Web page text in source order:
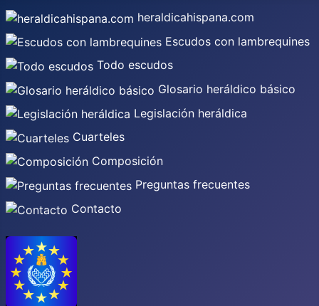
heraldicahispana.com
Escudos con lambrequines
Todo escudos
Glosario heráldico básico
Legislación heráldica
Cuarteles
Composición
Preguntas frecuentes
Contacto